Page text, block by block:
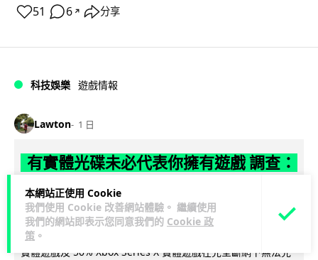
本網站正使用 Cookie
我們使用 Cookie 改善網站體驗。 繼續使用
我們的網站即表示您同意我們的 Cookie 政
策 。
51 6 ↗ 分享
科技娛樂 遊戲情報
Lawton 1 日
有實體光碟未必代表你擁有遊戲 調查：
PS5 34%、Xbox 50% 須連網才能完整
遊玩
【就算有光碟，也未必代表擁有遊戲】有調查發現，34% PS5
實體遊戲及 50% Xbox Series X 實體遊戲在完全斷網下無法完